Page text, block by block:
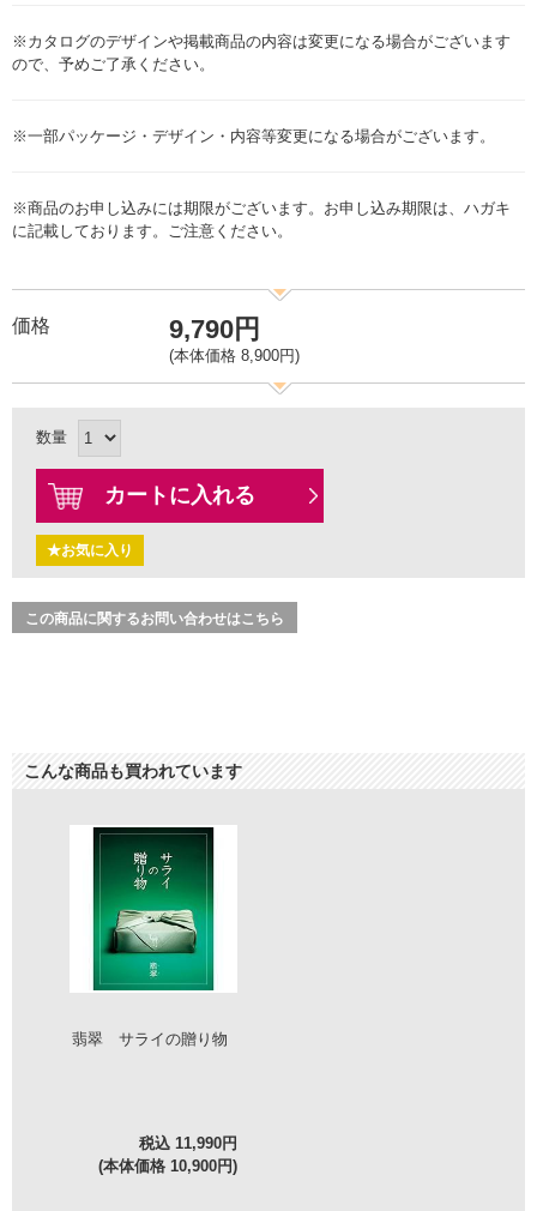
※カタログのデザインや掲載商品の内容は変更になる場合がございます
ので、予めご了承ください。
※一部パッケージ・デザイン・内容等変更になる場合がございます。
※商品のお申し込みには期限がございます。お申し込み期限は、ハガキ
に記載しております。ご注意ください。
価格 9,790円
(本体価格 8,900円)
数量
カートに入れる
★お気に入り
この商品に関するお問い合わせはこちら
こんな商品も買われています
翡翠 サライの贈り物
税込 11,990円
(本体価格 10,900円)